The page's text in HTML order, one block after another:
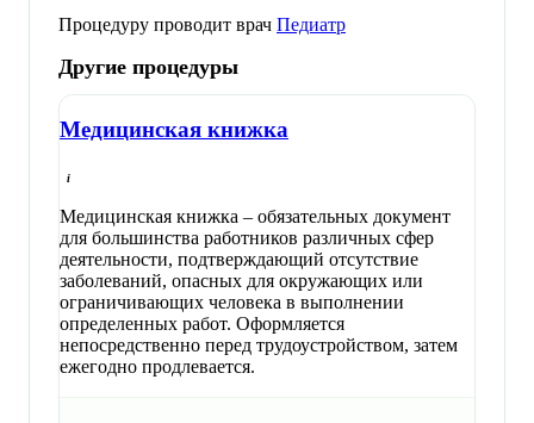
Процедуру проводит врач Педиатр
Другие процедуры
Медицинская книжка
Медицинская книжка – обязательных документ
для большинства работников различных сфер
деятельности, подтверждающий отсутствие
заболеваний, опасных для окружающих или
ограничивающих человека в выполнении
определенных работ. Оформляется
непосредственно перед трудоустройством, затем
ежегодно продлевается.